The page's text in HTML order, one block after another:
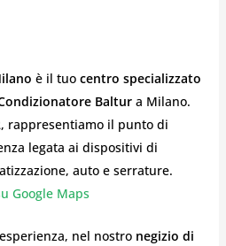
è il tuo centro specializzato
Baltura Milano.
, rappresentiamo il punto di
legata ai dispositivi di
auto e serrature.
Google Maps
nel nostro negizio di